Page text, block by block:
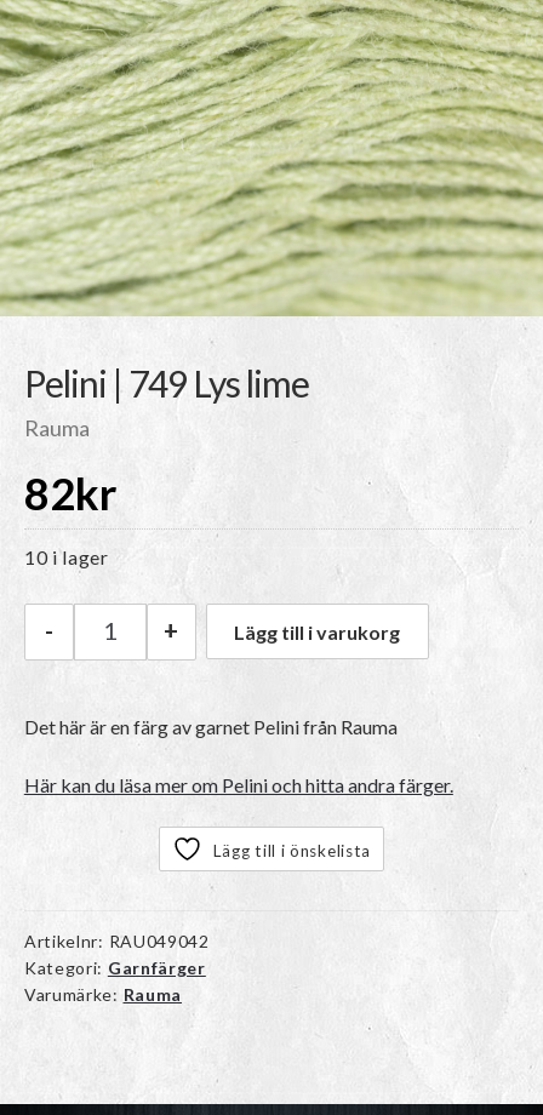
Pelini | 749 Lys lime
Rauma
82kr
10 i lager
Rauma Pelini | 749 Lys lime mängd
- + Lägg till i varukorg
Det här är en färg av garnet Pelinifrån Rauma
Här kan du läsa mer om Pelini och hitta andra färger.
Lägg till i önskelista
Artikelnr: RAU049042
Kategori: Garnfärger
Varumärke: Rauma